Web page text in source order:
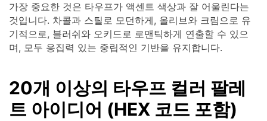
가장 중요한 것은 타우프가 액센트 색상과 잘 어울린다는
것입니다. 차콜과 스틸로 모던하게, 올리브와 크림으로 유
기적으로, 블러쉬와 오키드로 로맨틱하게 연출할 수 있으
며, 모두 응집력 있는 중립적인 기반을 유지합니다.
20개 이상의 타우프 컬러 팔레
트 아이디어 (HEX 코드 포함)